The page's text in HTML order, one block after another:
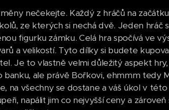
nečekejte. Každý z hráčů na
ze kterých si nechá dvě. Jeden hráč
figurku zámku. Celá hra spočívá ve
a velikostí. Tyto dílky si budete
Je to vlastně velmi důležitý aspekt
ale právě Bořkovi, ehmmm tedy
na všechny se dostane a váš úkol v
napálit jim co nejvyšší ceny a